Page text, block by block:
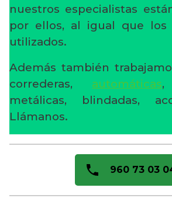
nuestros especialistas
por ellos, al igual que los
utilizados.
Además también
correderas, automáticas,
metálicas, blindadas,
Llámanos.
960 73 03